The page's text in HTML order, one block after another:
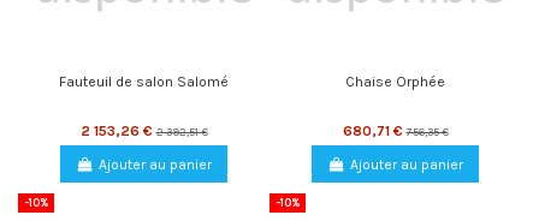
Fauteuil de salon Salomé
2 153,26 € 2 392,51 €
Ajouter au panier
Chaise Orphée
680,71 € 756,35 €
Ajouter au panier
-10% -10%